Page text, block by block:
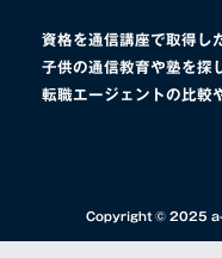
資格を通信講座で取得し
子供の通信教育や塾を探
転職エージェントの比較
Copyright © 2025 a-